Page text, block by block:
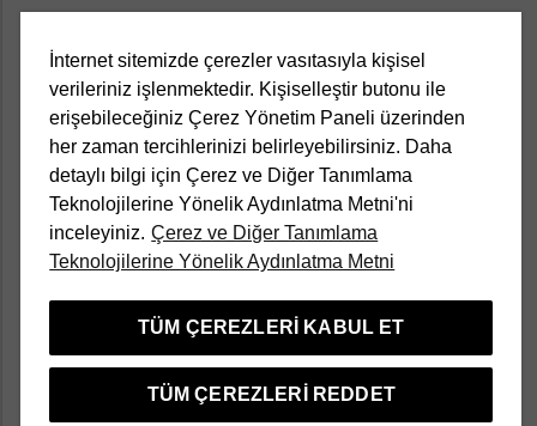
Kampanyalar
Popüler Kategoriler
Türkçe
Divarese bir Aymarka markasıdır
İnternet sitemizde çerezler vasıtasıyla kişisel
verileriniz işlenmektedir. Kişiselleştir butonu ile
erişebileceğiniz Çerez Yönetim Paneli üzerinden
her zaman tercihlerinizi belirleyebilirsiniz. Daha
detaylı bilgi için Çerez ve Diğer Tanımlama
Teknolojilerine Yönelik Aydınlatma Metni'ni
inceleyiniz. Çerez ve Diğer Tanımlama
Teknolojilerine Yönelik Aydınlatma Metni
TÜM ÇEREZLERI KABUL ET
TÜM ÇEREZLERI REDDET